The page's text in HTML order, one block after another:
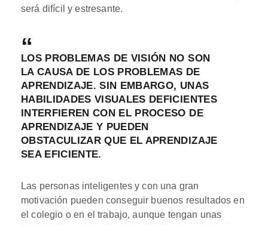
será difícil y estresante.
LOS PROBLEMAS DE VISIÓN NO SON
LA CAUSA DE LOS PROBLEMAS DE
APRENDIZAJE. SIN EMBARGO, UNAS
HABILIDADES VISUALES DEFICIENTES
INTERFIEREN CON EL PROCESO DE
APRENDIZAJE Y PUEDEN
OBSTACULIZAR QUE EL APRENDIZAJE
SEA EFICIENTE.
Las personas inteligentes y con una gran
motivación pueden conseguir buenos resultados en
el colegio o en el trabajo, aunque tengan unas